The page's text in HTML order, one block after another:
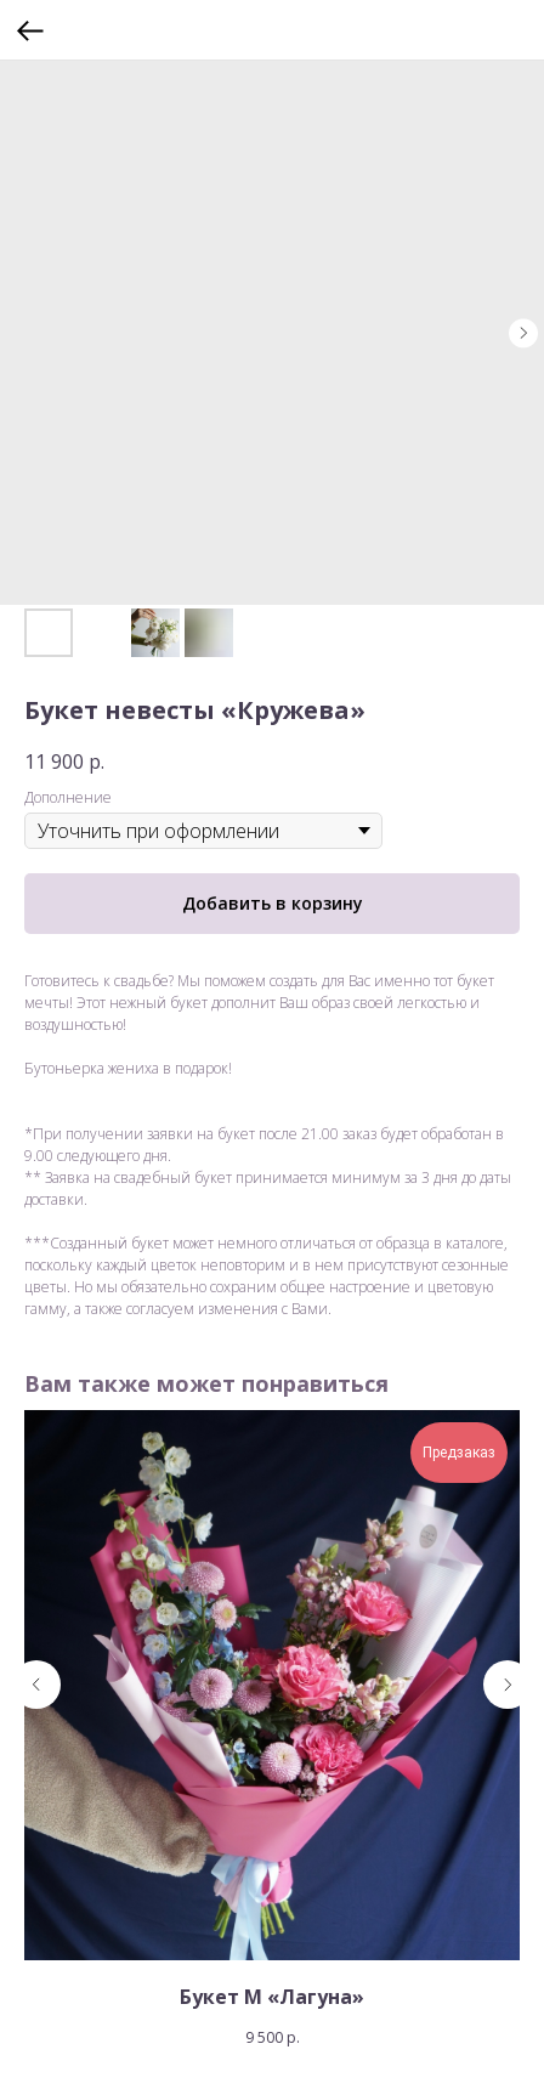
Букет невесты «Кружева»
11 900 р.
Дополнение
Добавить в корзину
Готовитесь к свадьбе? Мы поможем создать для Вас именно тот букет
мечты! Этот нежный букет дополнит Ваш образ своей легкостью и
воздушностью!
Бутоньерка жениха в подарок!
*При получении заявки на букет после 21.00 заказ будет обработан в
9.00 следующего дня.
** Заявка на свадебный букет принимается минимум за 3 дня до даты
доставки.
***Созданный букет может немного отличаться от образца в каталоге,
поскольку каждый цветок неповторим и в нем присутствуют сезонные
цветы. Но мы обязательно сохраним общее настроение и цветовую
гамму, а также согласуем изменения с Вами.
Вам также может понравиться
Предзаказ
Букет М «Лагуна»
9 500 р.